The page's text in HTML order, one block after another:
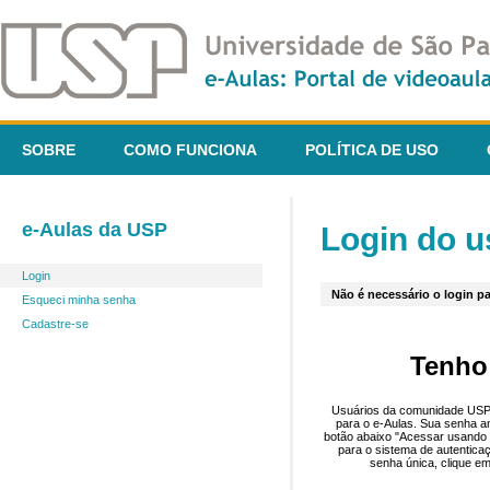
SOBRE COMO FUNCIONA POLÍTICA DE USO
e-Aulas da USP
Login
Esqueci minha senha
Cadastre-se
Login do
Não é necessário o login
Usuários da comunidade
para o e-Aulas. Sua senha
botão abaixo "Acessar
para o sistema de
senha única, clique